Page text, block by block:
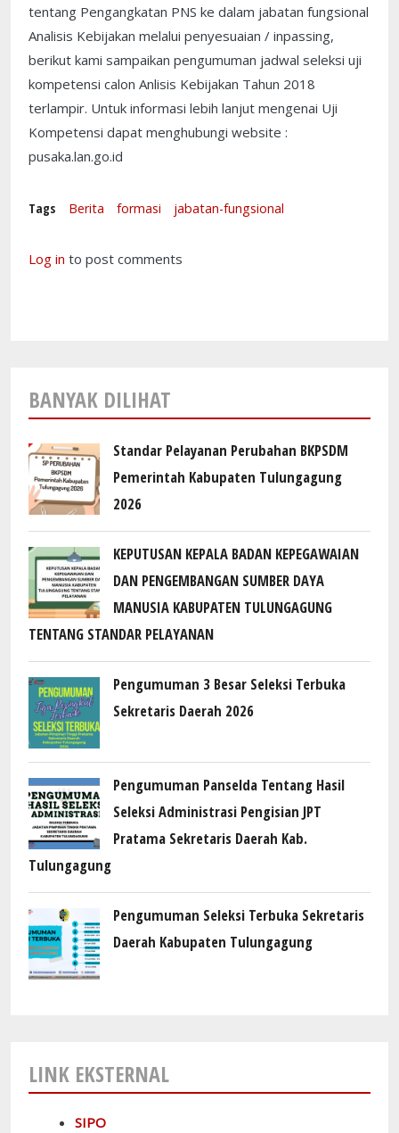
tentang Pengangkatan PNS ke dalam jabatan fungsional
Analisis Kebijakan melalui penyesuaian / inpassing,
berikut kami sampaikan pengumuman jadwal seleksi uji
kompetensi calon Anlisis Kebijakan Tahun 2018
terlampir. Untuk informasi lebih lanjut mengenai Uji
Kompetensi dapat menghubungi website :
pusaka.lan.go.id
Tags Berita formasi jabatan-fungsional
Log in to post comments
BANYAK DILIHAT
Standar Pelayanan Perubahan BKPSDM
Pemerintah Kabupaten Tulungagung
2026
KEPUTUSAN KEPALA BADAN KEPEGAWAIAN
DAN PENGEMBANGAN SUMBER DAYA
MANUSIA KABUPATEN TULUNGAGUNG
TENTANG STANDAR PELAYANAN
Pengumuman 3 Besar Seleksi Terbuka
Sekretaris Daerah 2026
Pengumuman Panselda Tentang Hasil
Seleksi Administrasi Pengisian JPT
Pratama Sekretaris Daerah Kab.
Tulungagung
Pengumuman Seleksi Terbuka Sekretaris
Daerah Kabupaten Tulungagung
LINK EKSTERNAL
SIPO